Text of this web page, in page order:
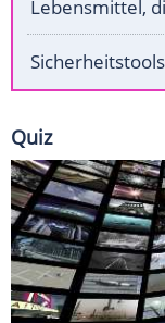
Lebensmittel,
Quiz